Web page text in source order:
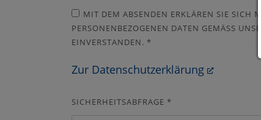
MIT DEM ABSENDEN ERKLÄREN SIE SICH
PERSONENBEZOGENEN DATEN GEMÄSS
INVERSTANDEN. *
Zur Datenschutzerklärung
SICHERHEITSABFRAGE *